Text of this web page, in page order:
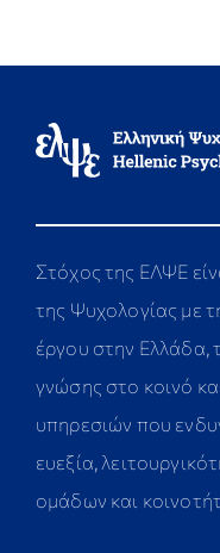
Στόχος της ΕΛΨΕ
της Ψυχολογίας με
έργου στην Ελλάδα,
γνώσης στο κοινό
υπηρεσιών που
ευεξία,
ομάδων και